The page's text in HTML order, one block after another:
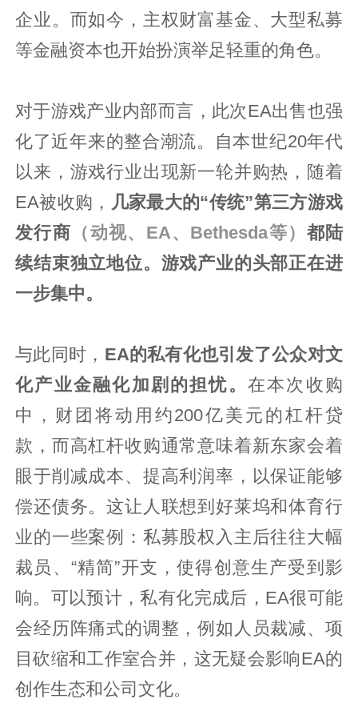
企业。而如今，主权财富基金、大型私募
等金融资本也开始扮演举足轻重的角色。
对于游戏产业内部而言，此次EA出售也强
化了近年来的整合潮流。自本世纪20年代
以来，游戏行业出现新一轮并购热，随着
EA被收购， 几家最大的“传统”第三方游戏
发行商 （动视、EA、Bethesda等） 都陆
续结束独立地位。游戏产业的头部正在进
一步集中。
与此同时， EA的私有化也引发了公众对文
化产业金融化加剧的担忧。 在本次收购
中，财团将动用约200亿美元的杠杆贷
款，而高杠杆收购通常意味着新东家会着
眼于削减成本、提高利润率，以保证能够
偿还债务。这让人联想到好莱坞和体育行
业的一些案例：私募股权入主后往往大幅
裁员、“精简”开支，使得创意生产受到影
响。可以预计，私有化完成后，EA很可能
会经历阵痛式的调整，例如人员裁减、项
目砍缩和工作室合并，这无疑会影响EA的
创作生态和公司文化。